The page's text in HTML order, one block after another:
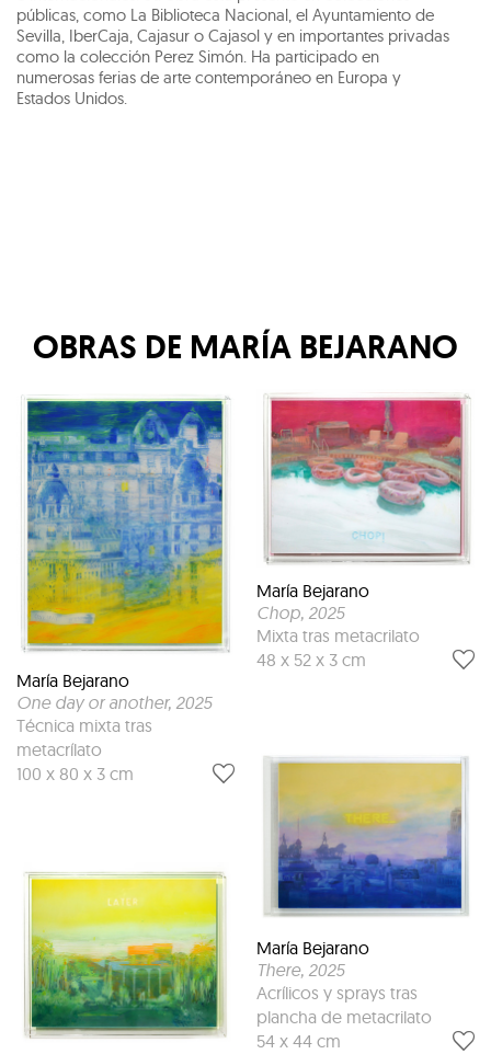
públicas, como La Biblioteca Nacional, el Ayuntamiento de
Sevilla, IberCaja, Cajasur o Cajasol y en importantes privadas
como la colección Perez Simón. Ha participado en
numerosas ferias de arte contemporáneo en Europa y
Estados Unidos.
OBRAS DE MARÍA BEJARANO
María Bejarano
One day or another, 2025
Técnica mixta tras
metacrílato
100 x 80 x 3 cm
María Bejarano
Chop, 2025
Mixta tras metacrilato
48 x 52 x 3 cm
María Bejarano
There, 2025
Acrílicos y sprays tras
plancha de metacrilato
54 x 44 cm